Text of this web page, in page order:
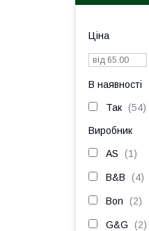
Ціна
В наявності
Так 54
Виробник
AS 1
B&B 4
Bon 2
G&G 2